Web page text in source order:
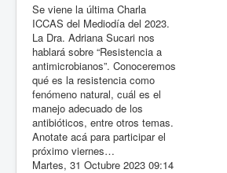
Se viene la última Charla
ICCAS del Mediodía del 2023.
La Dra. Adriana Sucari nos
hablará sobre “Resistencia a
antimicrobianos”. Conoceremos
qué es la resistencia como
fenómeno natural, cuál es el
manejo adecuado de los
antibióticos, entre otros temas.
Anotate acá para participar el
próximo viernes…
Martes, 31 Octubre 2023 09:14